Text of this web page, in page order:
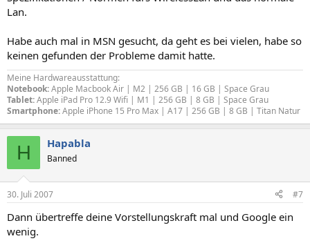
Lan.
Habe auch mal in MSN gesucht, da geht es bei vielen, habe so
keinen gefunden der Probleme damit hatte.
Meine Hardwareausstattung:
Notebook:Apple Macbook Air | M2 | 256 GB | 16 GB | Space Grau
Tablet:Apple iPad Pro 12.9 Wifi | M1 | 256 GB | 8 GB | Space Grau
Smartphone:Apple iPhone 15 Pro Max | A17 | 256 GB | 8 GB | Titan Natur
H Hapabla
Banned
30. Juli 2007 #7
Dann übertreffe deine Vorstellungskraft mal und Google ein
wenig.